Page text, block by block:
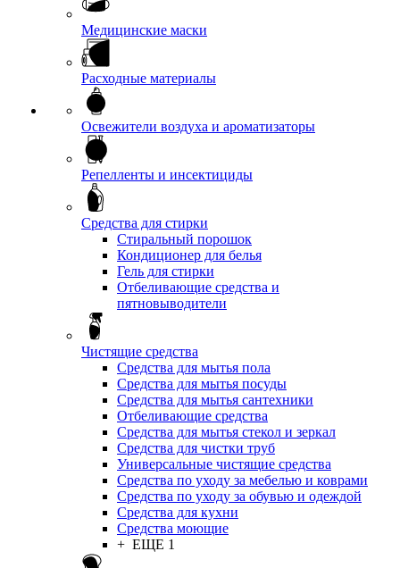
Медицинские маски
Расходные материалы
Освежители воздуха и ароматизаторы
Репелленты и инсектициды
Средства для стирки
Стиральный порошок
Кондиционер для белья
Гель для стирки
Отбеливающие средства и
пятновыводители
Чистящие средства
Средства для мытья пола
Средства для мытья посуды
Средства для мытья сантехники
Отбеливающие средства
Средства для мытья стекол и зеркал
Средства для чистки труб
Универсальные чистящие средства
Средства по уходу за мебелью и коврами
Средства по уходу за обувью и одеждой
Средства для кухни
Средства моющие
+ ЕЩЕ 1